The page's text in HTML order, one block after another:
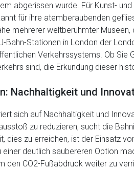
abgerissen wurde. Für Kunst-
für ihre atemberaubenden
mehrerer weltberühmter
Stationen in London der
Verkehrssystems. Ob
sind, die Erkundung dieser
Nachhaltigkeit und
sich auf Nachhaltigkeit und
zu reduzieren, sucht die
dies zu erreichen, ist der Einsatz
deutlich saubereren Option
den CO2-Fußabdruck weiter zu